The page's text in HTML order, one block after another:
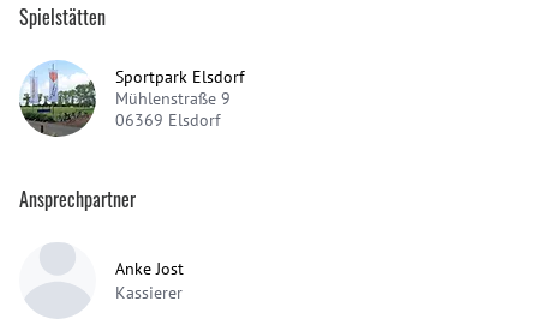
Spielstätten
Sportpark Elsdorf
Mühlenstraße 9
06369 Elsdorf
Ansprechpartner
Anke Jost
Kassierer